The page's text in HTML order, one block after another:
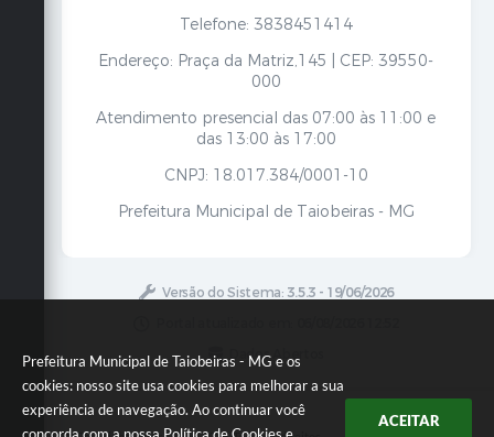
Prefeitura Municipal de Taiobeiras - MG e os
cookies: nosso site usa cookies para melhorar a sua
experiência de navegação. Ao continuar você
ACEITAR
Telefone: 3838451414
Endereço: Praça da Matriz,145 | CEP: 39550-
000
Atendimento presencial das 07:00 às 11:00 e
das 13:00 às 17:00
CNPJ: 18.017.384/0001-10
Prefeitura Municipal de Taiobeiras - MG
Versão do Sistema: 3.5.3 - 19/06/2026
Dados Abertos